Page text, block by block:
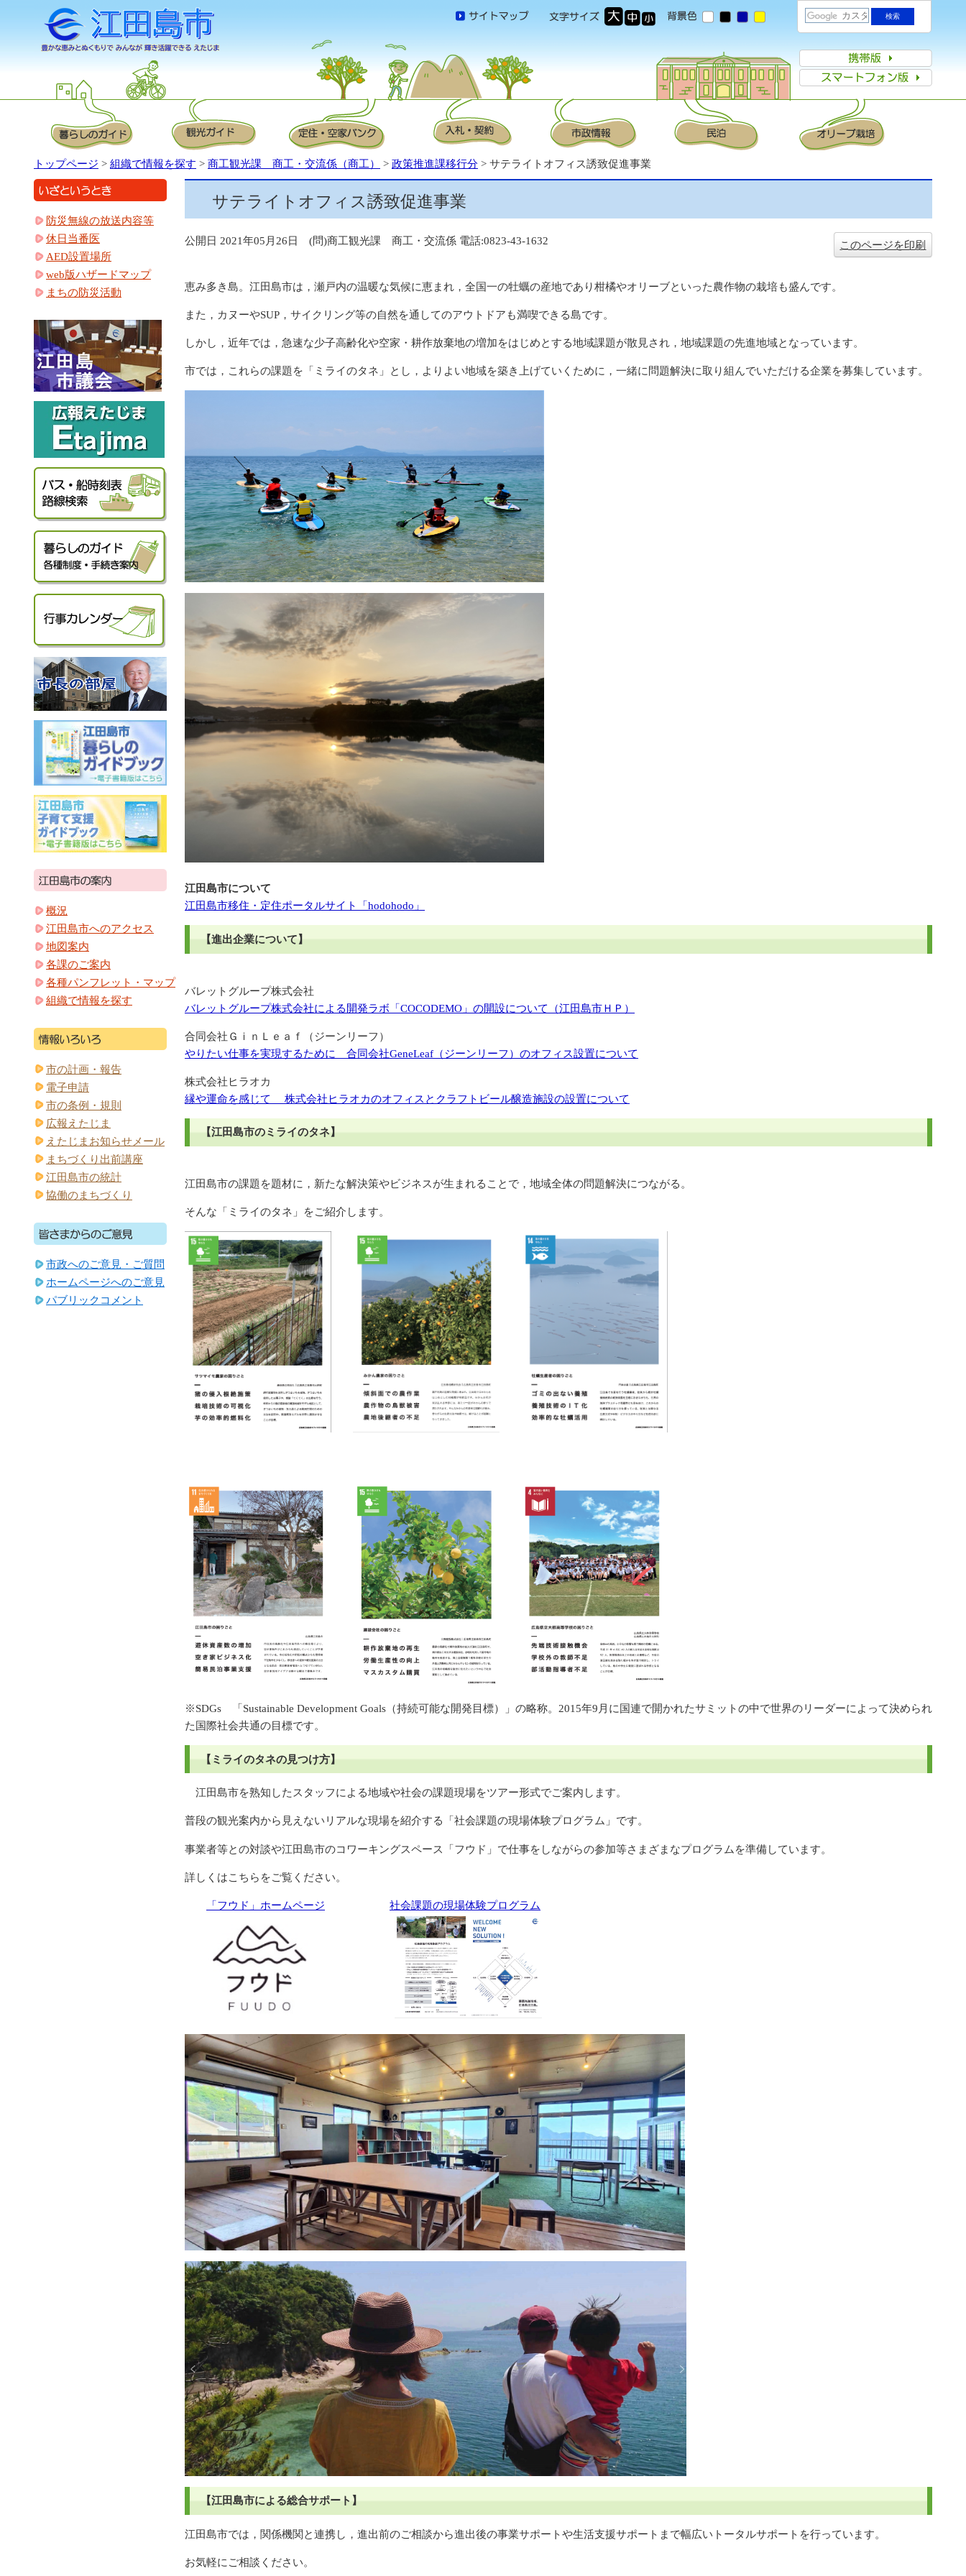
トップページ > 組織で情報を探す > 商工観光課 商工・交流係（商工） > 政策推進課移行分 > サテライトオフィス誘致促進事業
サテライトオフィス誘致促進事業
このページを印刷
公開日 2021年05月26日 (問)商工観光課 商工・交流係 電話:0823-43-1632
恵み多き島。江田島市は，瀬戸内の温暖な気候に恵まれ，全国一の牡蠣の産地であり柑橘やオリーブといった農作物の栽培も盛んです。
また，カヌーやSUP，サイクリング等の自然を通してのアウトドアも満喫できる島です。
しかし，近年では，急速な少子高齢化や空家・耕作放棄地の増加をはじめとする地域課題が散見され，地域課題の先進地域となっています。
市では，これらの課題を「ミライのタネ」とし，よりよい地域を築き上げていくために，一緒に問題解決に取り組んでいただける企業を募集しています。
江田島市について
江田島市移住・定住ポータルサイト「hodohodo」
【進出企業について】
バレットグループ株式会社
バレットグループ株式会社による開発ラボ「COCODEMO」の開設について（江田島市ＨＰ）
合同会社ＧｉｎＬｅａｆ（ジーンリーフ）
やりたい仕事を実現するために 合同会社GeneLeaf（ジーンリーフ）のオフィス設置について
株式会社ヒラオカ
縁や運命を感じて 株式会社ヒラオカのオフィスとクラフトビール醸造施設の設置について
【江田島市のミライのタネ】
江田島市の課題を題材に，新たな解決策やビジネスが生まれることで，地域全体の問題解決につながる。
そんな「ミライのタネ」をご紹介します。
※SDGs 「Sustainable Development Goals（持続可能な開発目標）」の略称。2015年9月に国連で開かれたサミットの中で世界のリーダーによって決められ
た国際社会共通の目標です。
【ミライのタネの見つけ方】
江田島市を熟知したスタッフによる地域や社会の課題現場をツアー形式でご案内します。
普段の観光案内から見えないリアルな現場を紹介する「社会課題の現場体験プログラム」です。
事業者等との対談や江田島市のコワーキングスペース「フウド」で仕事をしながらの参加等さまざまなプログラムを準備しています。
詳しくはこちらをご覧ください。
「フウド」ホームページ 社会課題の現場体験プログラム
【江田島市による総合サポート】
江田島市では，関係機関と連携し，進出前のご相談から進出後の事業サポートや生活支援サポートまで幅広いトータルサポートを行っています。
お気軽にご相談ください。
防災無線の放送内容等
休日当番医
AED設置場所
web版ハザードマップ
まちの防災活動
概況
江田島市へのアクセス
地図案内
各課のご案内
各種パンフレット・マップ
組織で情報を探す
市の計画・報告
電子申請
市の条例・規則
広報えたじま
えたじまお知らせメール
まちづくり出前講座
江田島市の統計
協働のまちづくり
市政へのご意見・ご質問
ホームページへのご意見
パブリックコメント